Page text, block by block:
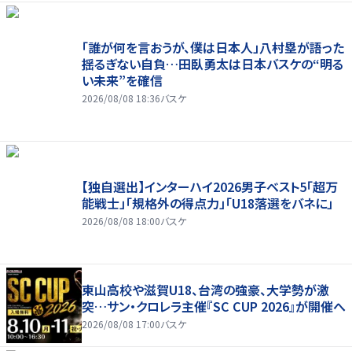
「誰が何を言おうが、僕は日本人」八村塁が語った
揺るぎない自負…田臥勇太は日本バスケの“明る
い未来”を確信
2026/08/08 18:36バスケ
【独自選出】インターハイ2026男子ベスト5「超万
能戦士」「規格外の得点力」「U18落選をバネに」
2026/08/08 18:00バスケ
東山高校や滋賀U18、台湾の強豪、大学勢が激
突…サン・クロレラ主催『SC CUP 2026』が開催へ
2026/08/08 17:00バスケ